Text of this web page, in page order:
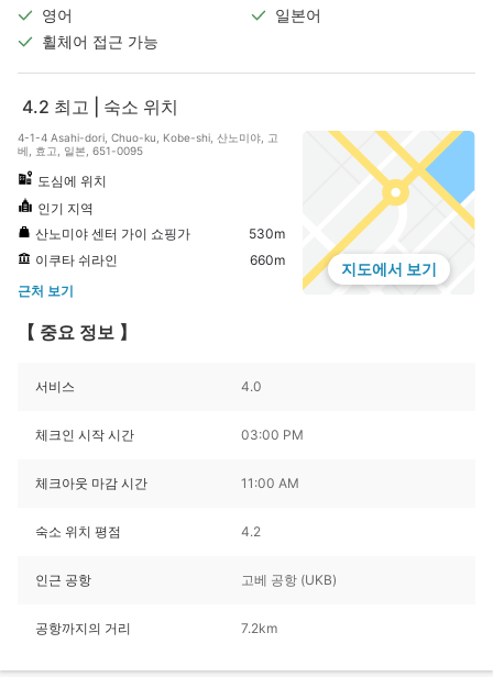
영어
일본어
휠체어 접근 가능
4.2 최고 | 숙소 위치
4-1-4 Asahi-dori, Chuo-ku, Kobe-shi, 산노미야, 고
베, 효고, 일본, 651-0095
도심에 위치
인기 지역
산노미야 센터 가이 쇼핑가
530m
이쿠타 쉬라인
660m
근처 보기
지도에서 보기
【 중요 정보 】
서비스 4.0
체크인 시작 시간 03:00 PM
체크아웃 마감 시간 11:00 AM
숙소 위치 평점 4.2
인근 공항 고베 공항 (UKB)
공항까지의 거리 7.2km